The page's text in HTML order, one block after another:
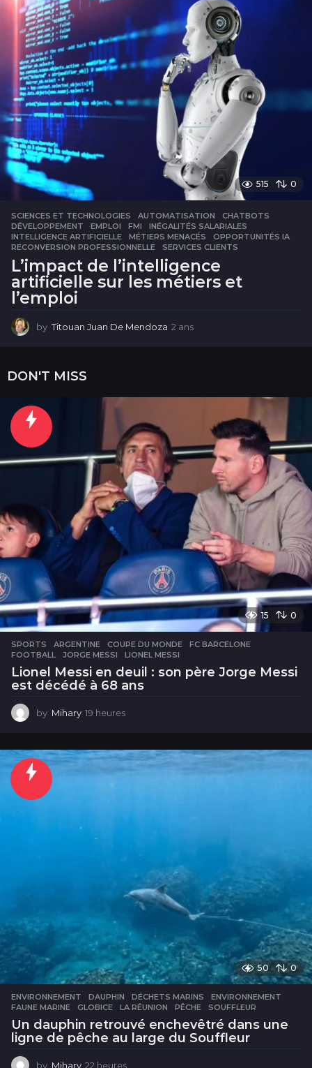
515 0
SCIENCES ET TECHNOLOGIES AUTOMATISATION ,CHATBOTS
DÉVELOPPEMENT
,EMPLOI ,FMI ,INÉGALITÉS SALARIALES
INTELLIGENCE ARTIFICIELLE
,MÉTIERS MENACÉS ,OPPORTUNITÉS IA
RECONVERSION PROFESSIONNELLE
,SERVICES CLIENTS
L’impact de l’intelligence
artificielle sur les métiers et
l’emploi
by Titouan Juan De Mendoza 2 ans
DON'T MISS
15 0
SPORTS ARGENTINE ,COUPE DU MONDE ,FC BARCELONE
FOOTBALL
,JORGE MESSI ,LIONEL MESSI
Lionel Messi en deuil : son père Jorge Messi
est décédé à 68 ans
by Mihary 19 heures
e
50 0
ENVIRONNEMENT DAUPHIN ,DÉCHETS MARINS ,ENVIRONNEMENT
FAUNE MARINE
,GLOBICE ,LA RÉUNION ,PÊCHE ,SOUFFLEUR
Un dauphin retrouvé enchevêtré dans une
ligne de pêche au large du Souffleur
by Mihary 22 heures